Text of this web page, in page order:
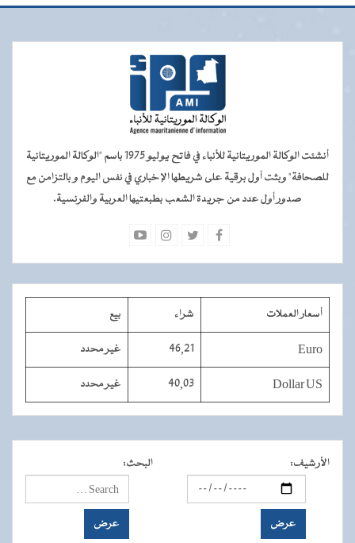
أنشئت الوكالة الموريتانية للأنباء في فاتح يوليو 1975 باسم "الوكالة الموريتانية
للصحافة" وبثت أول برقية على شريطها الإخباري في نفس اليوم و بالتزامن مع
صدور أول عدد من جريدة الشعب بطبعتيها العربية والفرنسية.
أسعار العملات شراء بيع
Euro
46,21 غير محدد
Dollar US
40,03 غير محدد
الأرشيف: البحث: